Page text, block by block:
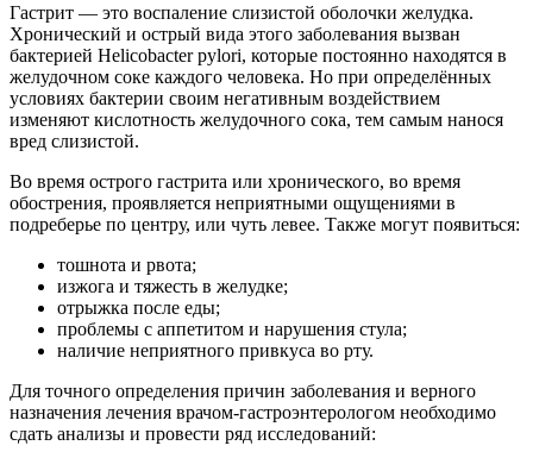
Гастрит — это воспаление слизистой оболочки желудка.
Хронический и острый вида этого заболевания вызван
бактерией Helicobacter pylori, которые постоянно находятся в
желудочном соке каждого человека. Но при определённых
условиях бактерии своим негативным воздействием
изменяют кислотность желудочного сока, тем самым нанося
вред слизистой.
Во время острого гастрита или хронического, во время
обострения, проявляется неприятными ощущениями в
подреберье по центру, или чуть левее. Также могут появиться:
тошнота и рвота;
изжога и тяжесть в желудке;
отрыжка после еды;
проблемы с аппетитом и нарушения стула;
наличие неприятного привкуса во рту.
Для точного определения причин заболевания и верного
назначения лечения врачом-гастроэнтерологом необходимо
сдать анализы и провести ряд исследований: